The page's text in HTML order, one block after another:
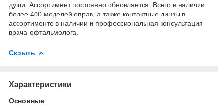
души. Ассортимент постоянно обновляется. Всего в наличии
более 400 моделей оправ, а также контактные линзы в
ассортименте в наличии и профессиональная консультация
врача-офтальмолога.
Скрыть
Характеристики
Основные